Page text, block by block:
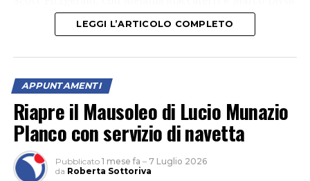
(che è anche aiuto regista), musiche dal vivo del 52nd
Jazz Quartet e i danzatori di Modulo Project. Un’ora e
LEGGI L’ARTICOLO COMPLETO
APPUNTAMENTI
Riapre il Mausoleo di Lucio Munazio
Planco con servizio di navetta
Pubblicato 1 mese fa – 7 Luglio 2026
da Roberta Sottoriva